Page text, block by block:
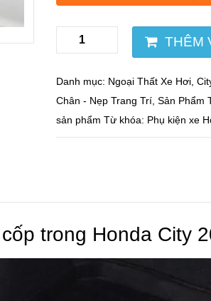
THÊM
Danh mục: Ngoại Thất Xe Hơi ,
Chân - Nẹp Trang Trí ,Sản Phẩm
sản phẩm Từ khóa: Phụ kiện xe
trong Honda City